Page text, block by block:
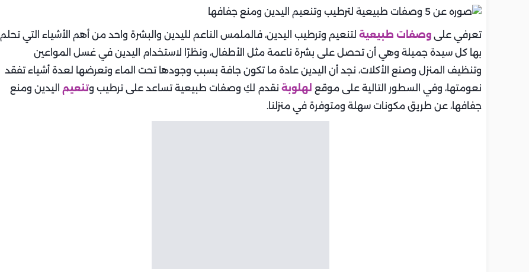
تعرفي على وصفات طبيعية لتنعيم وترطيب اليدين، فالملمس الناعم لليدين والبشرة واحد من أهم الأشياء التي تحلم
بها كل سيدة جميلة وهي أن تحصل على بشرة ناعمة مثل الأطفال، ونظرًا لاستخدام اليدين في غسل المواعين
وتنظيف المنزل وصنع الأكلات، نجد أن اليدين عادة ما تكون جافة بسبب وجودها تحت الماء وتعرضها لعدة أشياء تفقد
نعومتها، وفي السطور التالية على موقع لهلوبة نقدم لكِ وصفات طبيعية تساعد على ترطيب وتنعيم اليدين ومنع
جفافها، عن طريق مكونات سهلة ومتوفرة في منزلنا.